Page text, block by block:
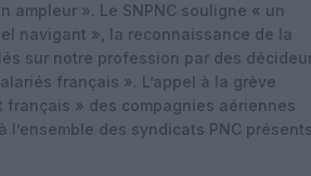
ampleur ». Le SNPNC souligne « un
navigant », la reconnaissance de la
sur notre profession par des
français ». L’appel à la grève
français » des compagnies aériennes
des syndicats PNC présents